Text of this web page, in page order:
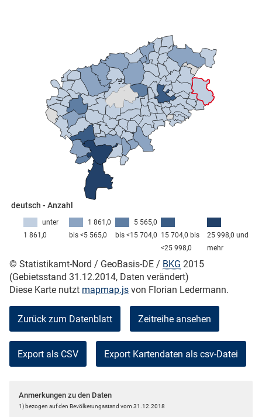
deutsch - Anzahl
25 998,0 und
mehr
15 704,0 bis
<25 998,0
5 565,0
bis <15 704,0
1 861,0
bis <5 565,0
unter
1 861,0
© Statistikamt-Nord / GeoBasis-DE / BKG 2015
(Gebietsstand 31.12.2014, Daten verändert)
Diese Karte nutzt mapmap.js von Florian Ledermann.
Zurück zum Datenblatt Zeitreihe ansehen
Export als CSV
Anmerkungen zu den Daten
1) bezogen auf den Bevölkerungsstand vom 31.12.2018